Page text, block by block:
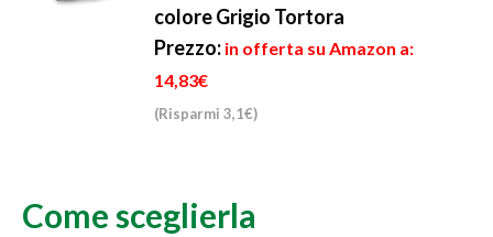
colore Grigio Tortora
Prezzo: in offerta su Amazon a:
14,83€
(Risparmi 3,1€)
Come sceglierla